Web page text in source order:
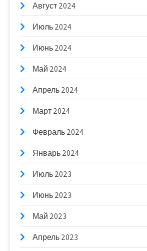
Август 2024
Июль 2024
Июнь 2024
Май 2024
Апрель 2024
Март 2024
Февраль 2024
Январь 2024
Июль 2023
Июнь 2023
Май 2023
Апрель 2023